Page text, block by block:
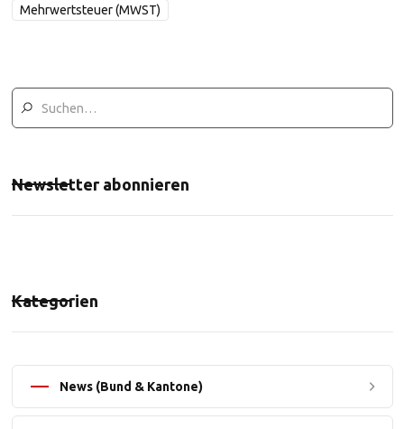
Mehrwertsteuer (MWST)
Newsletter abonnieren
Kategorien
News (Bund & Kantone)